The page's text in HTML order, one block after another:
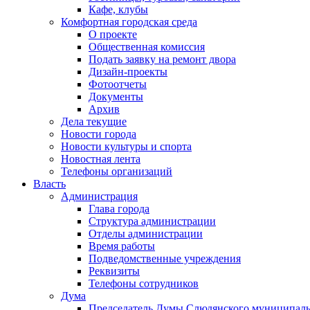
Кафе, клубы
Комфортная городская среда
О проекте
Общественная комиссия
Подать заявку на ремонт двора
Дизайн-проекты
Фотоотчеты
Документы
Архив
Дела текущие
Новости города
Новости культуры и спорта
Новостная лента
Телефоны организаций
Власть
Администрация
Глава города
Структура администрации
Отделы администрации
Время работы
Подведомственные учреждения
Реквизиты
Телефоны сотрудников
Дума